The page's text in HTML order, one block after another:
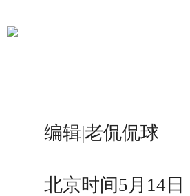
编辑|老侃侃球
北京时间5月14